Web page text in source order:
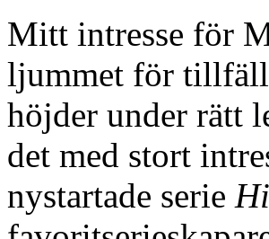
Mitt intresse för
ljummet för
höjder under rätt
det med stort
nystartade serie